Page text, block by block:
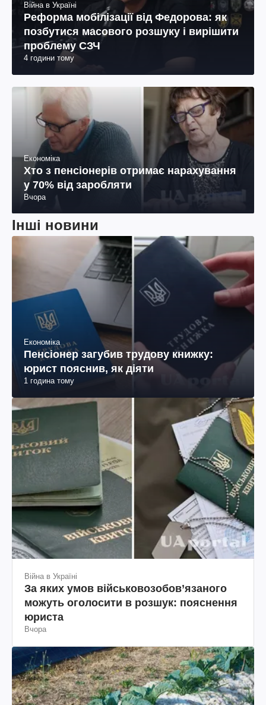
Війна в Україні
Реформа мобілізації від Федорова: як
позбутися масового розшуку і вирішити
проблему СЗЧ
4 години тому
Економіка
Хто з пенсіонерів отримає нарахування
у 70% від заробляти
Вчора
Інші новини
Економіка
Пенсіонер загубив трудову книжку:
юрист пояснив, як діяти
1 година тому
Війна в Україні
За яких умов військовозобов’язаного
можуть оголосити в розшук: пояснення
юриста
Вчора